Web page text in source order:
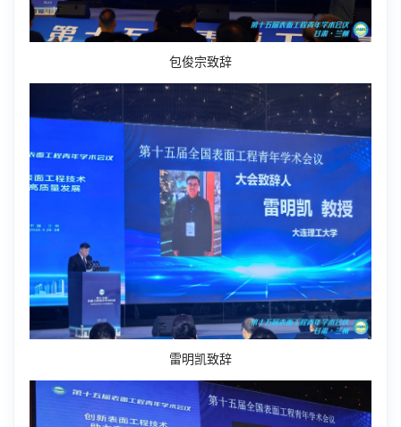
包俊宗致辞
雷明凯致辞